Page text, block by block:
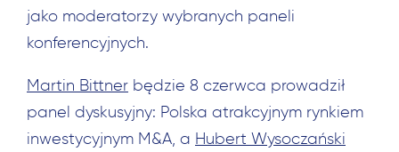
jako moderatorzy wybranych paneli
konferencyjnych.
Martin Bittner będzie 8 czerwca prowadził
panel dyskusyjny: Polska atrakcyjnym rynkiem
inwestycyjnym M&A, a Hubert Wysoczański